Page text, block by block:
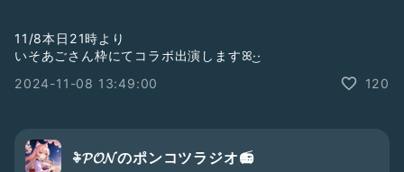
11/8本日21時より
いそあごさん枠にてコラボ出演しますꕤ︎︎·͜·
2024-11-08 13:49:00
120
𖦞𝓟𝓞𝓝のポンコツラジオ📻